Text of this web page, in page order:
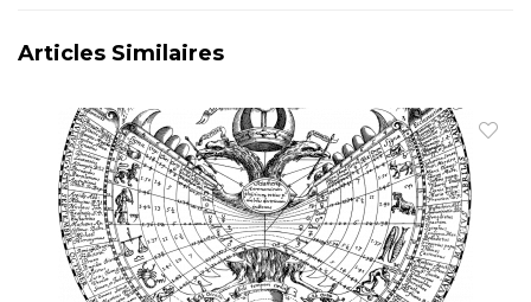
Articles Similaires